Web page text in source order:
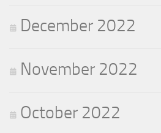
December 2022
November 2022
October 2022